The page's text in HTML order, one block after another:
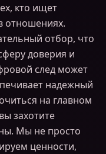
кто ищет
отношениях.
отбор, что
доверия и
след может
надежный
на главном
захотите
Мы не просто
ценности,